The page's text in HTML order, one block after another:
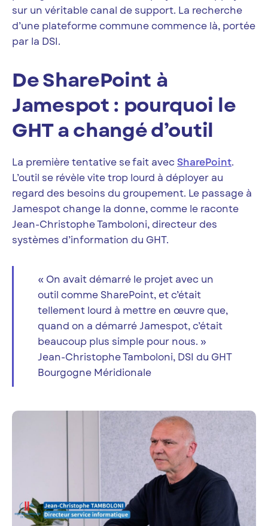
sur un véritable canal de support. La recherche
d’une plateforme commune commence là, portée
par la DSI.
De SharePoint à
Jamespot : pourquoi le
GHT a changé d’outil
La première tentative se fait avec SharePoint.
L’outil se révèle vite trop lourd à déployer au
regard des besoins du groupement. Le passage à
Jamespot change la donne, comme le raconte
Jean-Christophe Tamboloni, directeur des
systèmes d’information du GHT.
« On avait démarré le projet avec un
outil comme SharePoint, et c’était
tellement lourd à mettre en œuvre que,
quand on a démarré Jamespot, c’était
beaucoup plus simple pour nous. »
Jean-Christophe Tamboloni, DSI du GHT
Bourgogne Méridionale